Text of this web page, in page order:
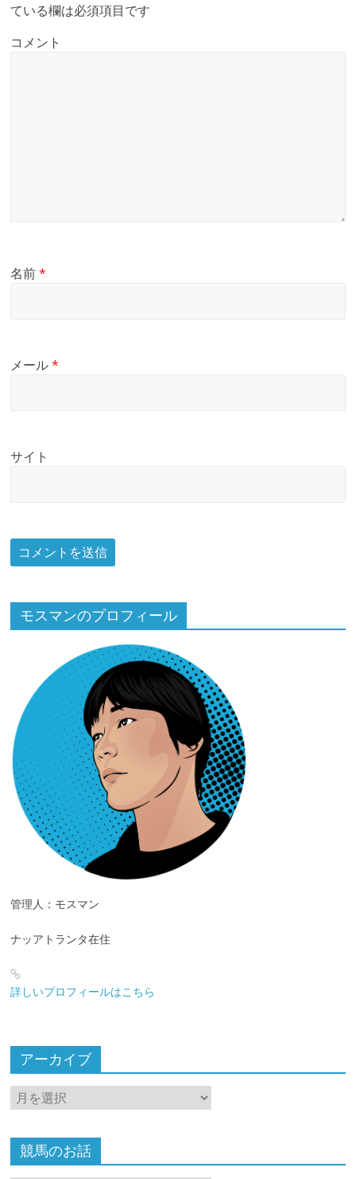
ている欄は必須項目です
コメント
名前*
メール*
サイト
モスマンのプロフィール
管理人：モスマン
ナッアトランタ在住
詳しいプロフィールはこちら
アーカイブ
ア
ー
イ
ブ
競馬のお話